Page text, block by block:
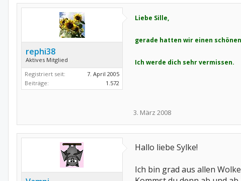
rephi38
Aktives Mitglied
Registriert seit:
7. April 2005
Beiträge:
1.572
Liebe Sille,
gerade hatten wir einen
Ich werde dich sehr vermissen.
3. März 2008
Hallo liebe Sylke!
Ich bin grad aus allen